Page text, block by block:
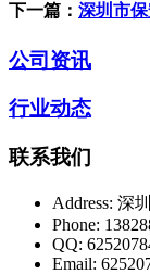
下一篇： 深圳市
公司资讯
行业动态
联系我们
Address: 深
Phone:
QQ:
Email: